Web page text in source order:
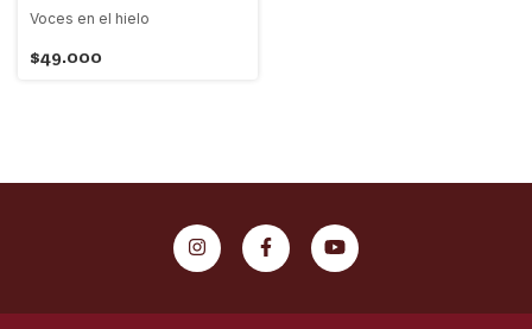
Voces en el hielo
$49.000